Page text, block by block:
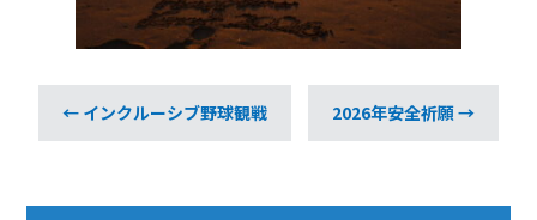
← インクルーシブ野球観戦 2026年安全祈願→